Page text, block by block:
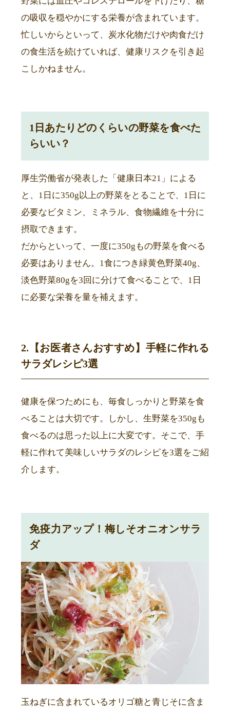
の吸収を穏やかにする栄養が含まれています。
忙しいからといって、炭水化物だけや肉食だけ
の食生活を続けていれば、健康リスクを引き起
こしかねません。
1日あたりどのくらいの野菜を食べた
らいい？
厚生労働省が発表した「健康日本21」による
と、1日に350g以上の野菜をとることで、1日に
必要なビタミン、ミネラル、食物繊維を十分に
摂取できます。
だからといって、一度に350gもの野菜を食べる
必要はありません。1食につき緑黄色野菜40g、
淡色野菜80gを3回に分けて食べることで、1日
に必要な栄養を量を補えます。
2.【お医者さんおすすめ】手軽に作れる
サラダレシピ3選
健康を保つためにも、毎食しっかりと野菜を食
べることは大切です。しかし、生野菜を350gも
食べるのは思った以上に大変です。そこで、手
軽に作れて美味しいサラダのレシピを3選をご紹
介します。
免疫力アップ！梅しそオニオンサラ
ダ
玉ねぎに含まれているオリゴ糖と青じそに含ま